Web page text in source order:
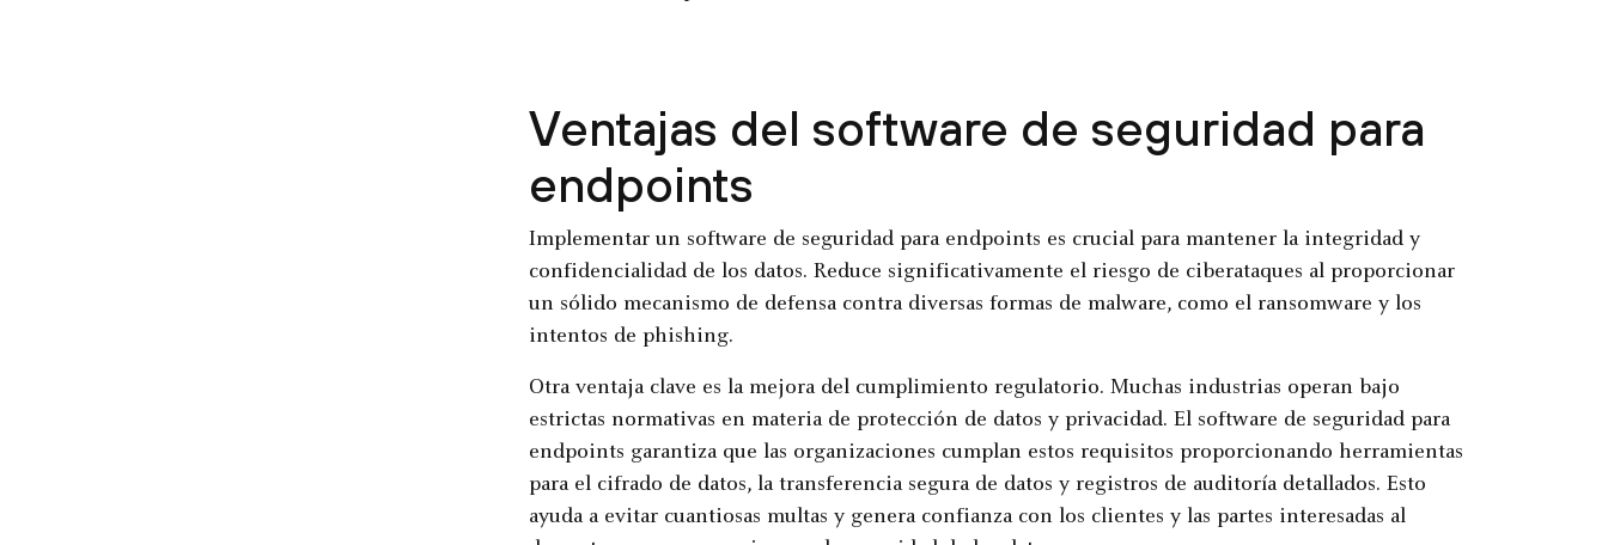
Ventajas del software de seguridad para
endpoints
Implementar un software de seguridad para endpoints es crucial para mantener la integridad y
confidencialidad de los datos. Reduce significativamente el riesgo de ciberataques al proporcionar
un sólido mecanismo de defensa contra diversas formas de malware, como el ransomware y los
intentos de phishing.
Otra ventaja clave es la mejora del cumplimiento regulatorio. Muchas industrias operan bajo
estrictas normativas en materia de protección de datos y privacidad. El software de seguridad para
endpoints garantiza que las organizaciones cumplan estos requisitos proporcionando herramientas
para el cifrado de datos, la transferencia segura de datos y registros de auditoría detallados. Esto
ayuda a evitar cuantiosas multas y genera confianza con los clientes y las partes interesadas al